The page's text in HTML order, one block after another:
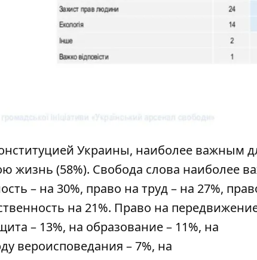
Украины, наиболее важным
жизнь (58%). Свобода слова наиболее
– на 30%, право на труд – на 27%,
на 21%. Право на
– 13%, на образование – 11%, на
вероисповедания – 7%, на